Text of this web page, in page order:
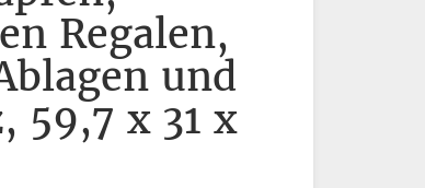
Regalen,
und
59,7 x 31 x